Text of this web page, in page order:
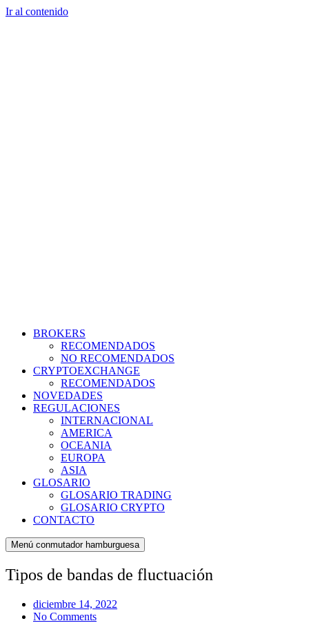
Ir al contenido
BROKERS
RECOMENDADOS
NO RECOMENDADOS
CRYPTOEXCHANGE
RECOMENDADOS
NOVEDADES
REGULACIONES
INTERNACIONAL
AMERICA
OCEANIA
EUROPA
ASIA
GLOSARIO
GLOSARIO TRADING
GLOSARIO CRYPTO
CONTACTO
Menú conmutador hamburguesa
Tipos de bandas de fluctuación
diciembre 14, 2022
No Comments